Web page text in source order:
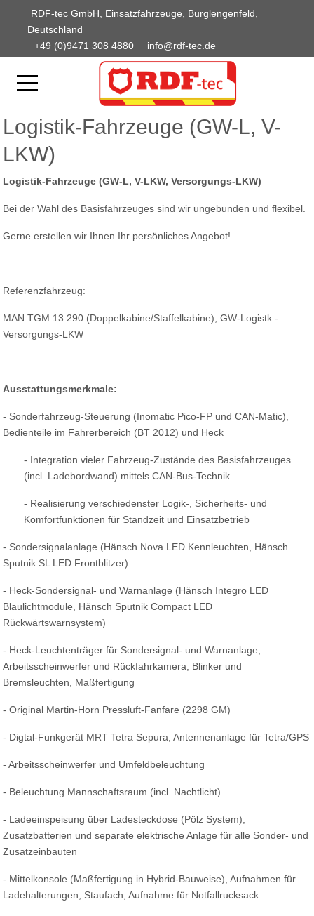
RDF-tec GmbH, Einsatzfahrzeuge, Burglengenfeld,
Deutschland
+49 (0)9471 308 4880
info@rdf-tec.de
Logistik-Fahrzeuge (GW-L, V-
LKW)
Logistik-Fahrzeuge (GW-L, V-LKW, Versorgungs-LKW)
Bei der Wahl des Basisfahrzeuges sind wir ungebunden und flexibel.
Gerne erstellen wir Ihnen Ihr persönliches Angebot!
Referenzfahrzeug:
MAN TGM 13.290 (Doppelkabine/Staffelkabine), GW-Logistk -
Versorgungs-LKW
Ausstattungsmerkmale:
- Sonderfahrzeug-Steuerung (Inomatic Pico-FP und CAN-Matic),
Bedienteile im Fahrerbereich (BT 2012) und Heck
- Integration vieler Fahrzeug-Zustände des Basisfahrzeuges
(incl. Ladebordwand) mittels CAN-Bus-Technik
- Realisierung verschiedenster Logik-, Sicherheits- und
Komfortfunktionen für Standzeit und Einsatzbetrieb
- Sondersignalanlage (Hänsch Nova LED Kennleuchten, Hänsch
Sputnik SL LED Frontblitzer)
- Heck-Sondersignal- und Warnanlage (Hänsch Integro LED
Blaulichtmodule, Hänsch Sputnik Compact LED
Rückwärtswarnsystem)
- Heck-Leuchtenträger für Sondersignal- und Warnanlage,
Arbeitsscheinwerfer und Rückfahrkamera, Blinker und
Bremsleuchten, Maßfertigung
- Original Martin-Horn Pressluft-Fanfare (2298 GM)
- Digtal-Funkgerät MRT Tetra Sepura, Antennenanlage für Tetra/GPS
- Arbeitsscheinwerfer und Umfeldbeleuchtung
- Beleuchtung Mannschaftsraum (incl. Nachtlicht)
- Ladeeinspeisung über Ladesteckdose (Pölz System),
Zusatzbatterien und separate elektrische Anlage für alle Sonder- und
Zusatzeinbauten
- Mittelkonsole (Maßfertigung in Hybrid-Bauweise), Aufnahmen für
Ladehalterungen, Staufach, Aufnahme für Notfallrucksack